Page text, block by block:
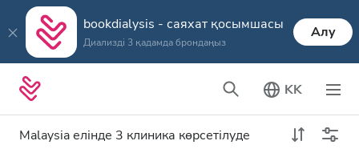
bookdialysis - саяхат қосымшасы
Диализді 3 қадамда брондаңыз
Алу
KK
Malaysia елінде 3 клиника көрсетілуде